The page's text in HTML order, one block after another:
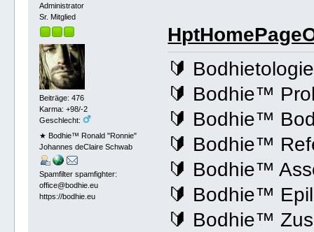
Administrator
Sr. Mitglied
Beiträge: 476
Karma: +98/-2
Geschlecht:
★ Bodhie™ Ronald "Ronnie"
Johannes deClaire Schwab
Spamfilter spamfighter:
office@bodhie.eu
https://bodhie.eu
🔰
🔰 Bodhie™
🔰 Bodhie™
🔰 Bodhie™
🔰 Bodhie™
🔰 Bodhie™
🔰 Bodhie™